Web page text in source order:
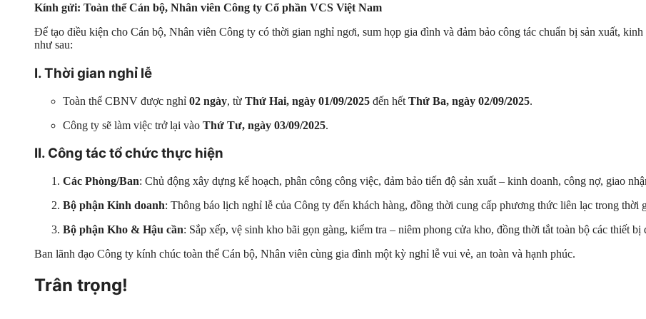
Kính gửi: Toàn thể Cán bộ, Nhân viên Công ty Cổ phần VCS Việt Nam
Để tạo điều kiện cho Cán bộ, Nhân viên Công ty có thời gian nghỉ ngơi, sum họp gia đình và đảm bảo công tác chuẩn bị sản xuất,
như sau:
I. Thời gian nghỉ lễ
Toàn thể CBNV được nghỉ 02 ngày, từ Thứ Hai, ngày 01/09/2025 đến hết Thứ Ba, ngày 02/09/2025.
Công ty sẽ làm việc trở lại vào Thứ Tư, ngày 03/09/2025.
II. Công tác tổ chức thực hiện
Các Phòng/Ban: Chủ động xây dựng kế hoạch, phân công công việc, đảm bảo tiến độ sản xuất – kinh doanh, công nợ, giao
Bộ phận Kinh doanh: Thông báo lịch nghỉ lễ của Công ty đến khách hàng, đồng thời cung cấp phương thức liên lạc trong thời
Bộ phận Kho & Hậu cần: Sắp xếp, vệ sinh kho bãi gọn gàng, kiểm tra – niêm phong cửa kho, đồng thời tắt toàn bộ các thiết bị
Ban lãnh đạo Công ty kính chúc toàn thể Cán bộ, Nhân viên cùng gia đình một kỳ nghỉ lễ vui vẻ, an toàn và hạnh phúc.
Trân trọng!